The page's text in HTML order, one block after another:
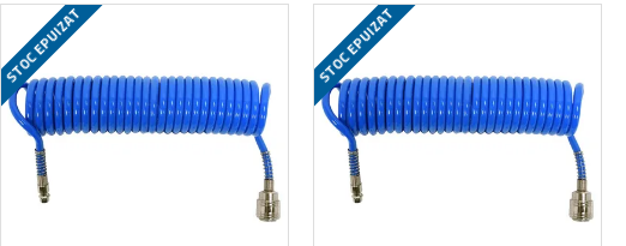
STOC EPUIZAT STOC EPUIZAT